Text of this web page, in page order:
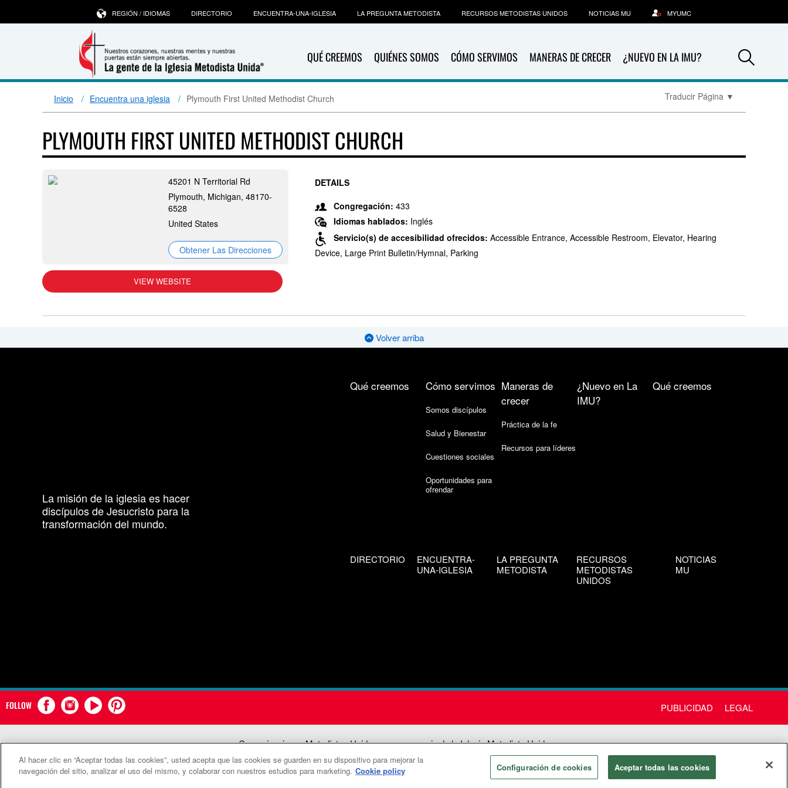
QUÉ CREEMOS QUIÉNES SOMOS CÓMO SERVIMOS MANERAS DE CRECER ¿NUEVO EN LA IMU?
REGIÓN / IDIOMAS DIRECTORIO ENCUENTRA-UNA-IGLESIA LA PREGUNTA METODISTA RECURSOS METODISTAS UNIDOS NOTICIAS MU MYUMC
Inicio Encuentra una iglesia Plymouth First United Methodist Church Traducir Página ▼
PLYMOUTH FIRST UNITED METHODIST CHURCH
45201 N Territorial Rd
Plymouth, Michigan, 48170-
6528
United States
Obtener Las Direcciones
VIEW WEBSITE
DETAILS
Congregación: 433
Idiomas hablados: Inglés
Servicio(s) de accesibilidad ofrecidos: Accessible Entrance, Accessible Restroom, Elevator, Hearing
Device, Large Print Bulletin/Hymnal, Parking
Volver arriba
La misión de la iglesia es hacer
discípulos de Jesucristo para la
transformación del mundo.
Qué creemos Cómo servimos
Somos discípulos
Salud y Bienestar
Cuestiones sociales
Oportunidades para
ofrendar
Maneras de
crecer
Práctica de la fe
Recursos para líderes
¿Nuevo en La
IMU?
Qué creemos
DIRECTORIO
ENCUENTRA-
UNA-IGLESIA
LA PREGUNTA
METODISTA
RECURSOS
METODISTAS
UNIDOS
NOTICIAS
MU
FOLLOW PUBLICIDAD LEGAL
Comunicaciones Metodistas Unidas es una agencia de la Iglesia Metodista Unida
©2026 Comunicaciones Metodistas Unidas. Reservados todos los derechos
Al hacer clic en “Aceptar todas las cookies”, usted acepta que las cookies se guarden en su dispositivo para mejorar la
navegación del sitio, analizar el uso del mismo, y colaborar con nuestros estudios para marketing. Cookie policy Configuración de cookies Aceptar todas las cookies